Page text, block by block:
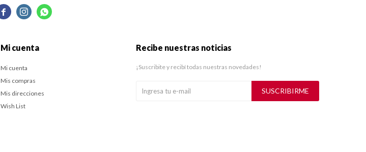
  
Mi cuenta
Mi cuenta
Mis compras
Mis direcciones
Wish List
Recibe nuestras noticias
¡Suscribite y recibí todas nuestras novedades!
SUSCRIBIRME